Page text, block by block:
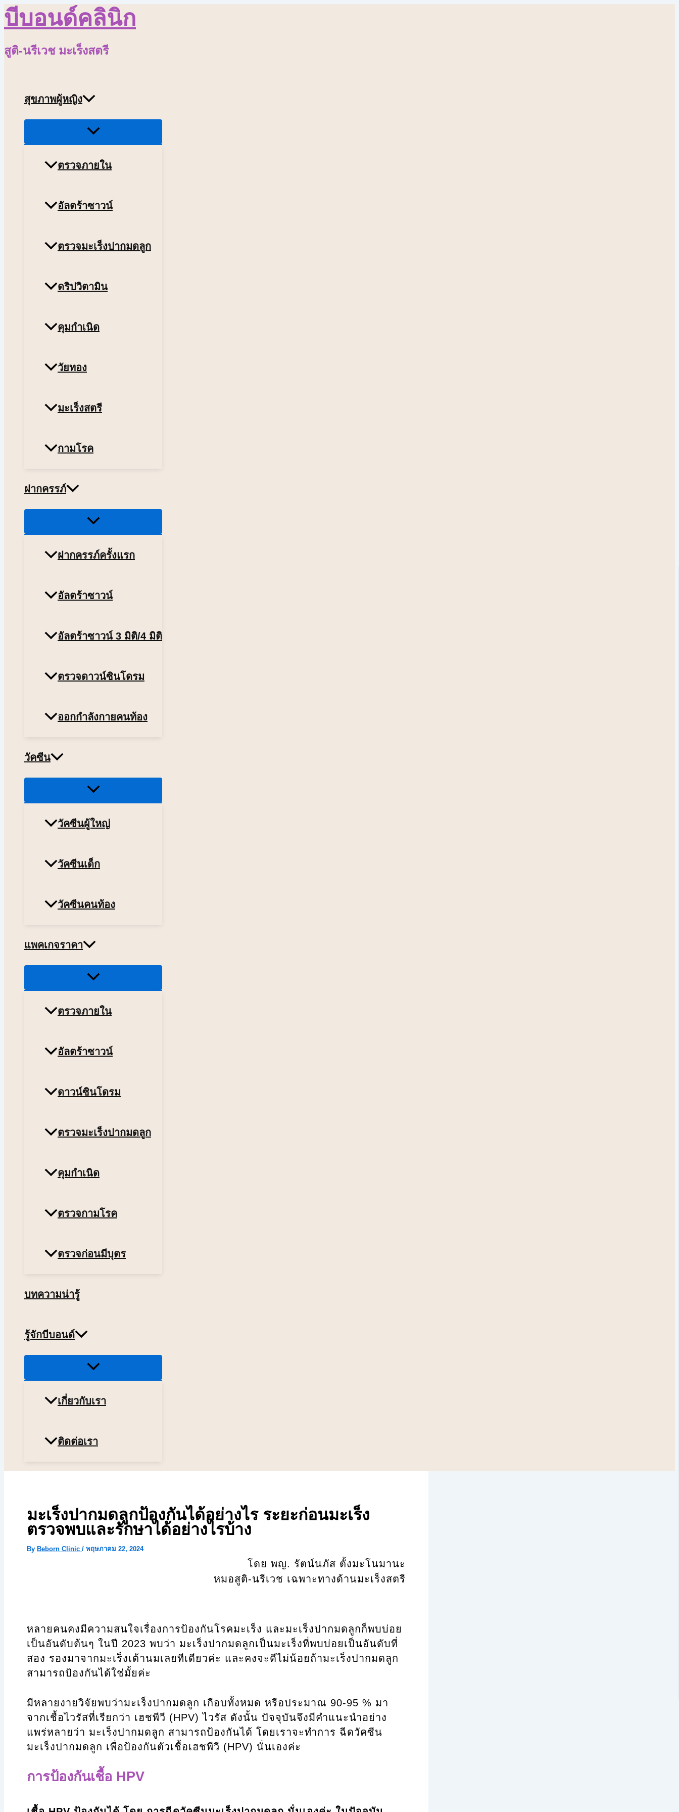
Skip
to
บีบอนด์คลินิก
สูติ-นรีเวช มะเร็งสตรี
สุขภาพผู้หญิง
Menu
ตรวจภายใน
อัลตร้าซาวน์
ตรวจมะเร็งปากมดลูก
ดริปวิตามิน
คุมกำเนิด
วัยทอง
มะเร็งสตรี
กามโรค
ฝากครรภ์
Menu
ฝากครรภ์ครั้งแรก
อัลตร้าซาวน์
อัลตร้าซาวน์ 3 มิติ/4 มิติ
ตรวจดาวน์ซินโดรม
ออกกำลังกายคนท้อง
วัคซีน
Menu
วัคซีนผู้ใหญ่
วัคซีนเด็ก
วัคซีนคนท้อง
แพคเกจราคา
Menu
ตรวจภายใน
อัลตร้าซาวน์
ดาวน์ซินโดรม
ตรวจมะเร็งปากมดลูก
คุมกำเนิด
ตรวจกามโรค
ตรวจก่อนมีบุตร
บทความน่ารู้
รู้จักบีบอนด์
Menu
เกี่ยวกับเรา
ติดต่อเรา
มะเร็งปากมดลูกป้องกันได้อย่างไร ระยะก่อนมะเร็ง
ตรวจพบและรักษาได้อย่างไรบ้าง
By Beborn Clinic / พฤษภาคม 22, 2024
โดย พญ. รัตน์นภัส ตั้งมะโนมานะ
หมอสูติ-นรีเวช เฉพาะทางด้านมะเร็งสตรี
หลายคนคงมีความสนใจเรื่องการป้องกันโรคมะเร็ง และมะเร็งปากมดลูกก็พบบ่อย
เป็นอันดับต้นๆ ในปี 2023 พบว่า มะเร็งปากมดลูกเป็นมะเร็งที่พบบ่อยเป็นอันดับที่
สอง รองมาจากมะเร็งเต้านมเลยทีเดียวค่ะ และคงจะดีไม่น้อยถ้ามะเร็งปากมดลูก
สามารถป้องกันได้ใช่มั้ยค่ะ
มีหลายงายวิจัยพบว่ามะเร็งปากมดลูก เกือบทั้งหมด หรือประมาณ 90-95 % มา
จากเชื้อไวรัสที่เรียกว่า เฮชพีวี (HPV) ไวรัส ดังนั้น ปัจจุบันจึงมีคำแนะนำอย่าง
แพร่หลายว่า มะเร็งปากมดลูก สามารถป้องกันได้ โดยเราจะทำการ ฉีดวัคซีน
มะเร็งปากมดลูก เพื่อป้องกันตัวเชื้อเฮชพีวี (HPV) นั่นเองค่ะ
การป้องกันเชื้อ HPV